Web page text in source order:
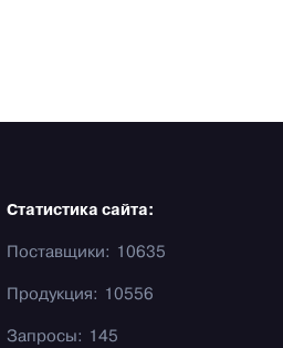
Статистика сайта:
Поставщики: 10635
Продукция: 10556
Запросы: 145